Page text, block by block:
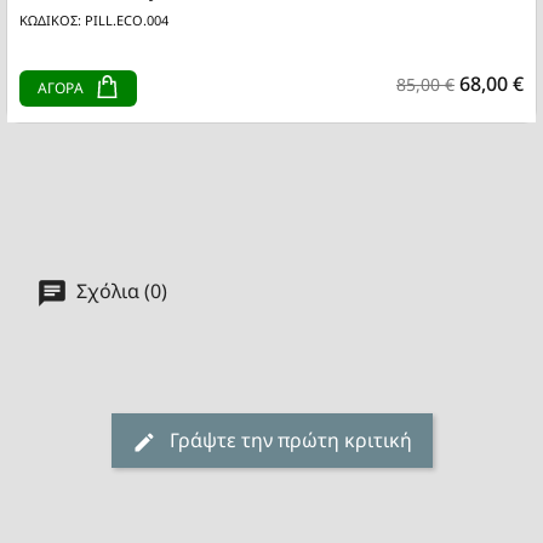
ΚΩΔΙΚΟΣ: PILL.ECO.004
ΑΓΟΡΑ 85,00 € 68,00 €
Σχόλια (0)
Γράψτε την πρώτη κριτική